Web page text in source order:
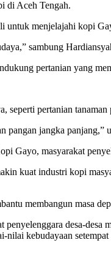
di Aceh Tengah.
menjelajahi kopi
sambung
pertanian yang
pertanian tanaman
pangan jangka panjang,”
Gayo, masyarakat
kuat industri kopi
membangun masa
desa-
kebudayaan